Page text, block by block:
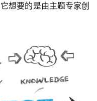
想要的是由主题专家创